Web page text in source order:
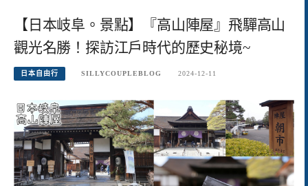
【日本岐阜。景點】『高山陣屋』飛驒高山
觀光名勝！探訪江戶時代的歷史秘境~
日本自由行 SILLYCOUPLEBLOG 2024-12-11